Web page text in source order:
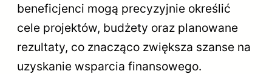
beneficjenci mogą precyzyjnie określić
cele projektów, budżety oraz planowane
rezultaty, co znacząco zwiększa szanse na
uzyskanie wsparcia finansowego.